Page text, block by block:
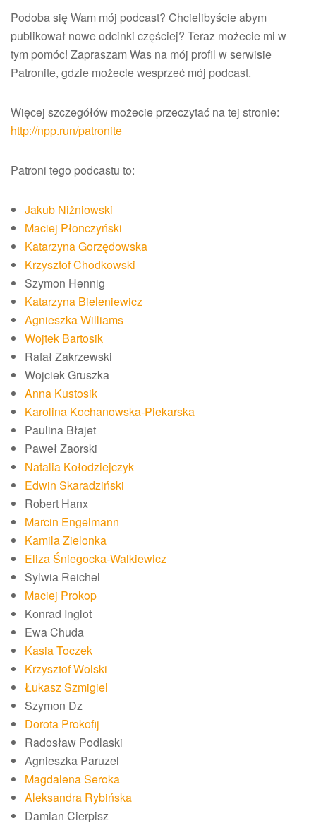
Podoba się Wam mój podcast? Chcielibyście abym
publikował nowe odcinki częściej? Teraz możecie mi w
tym pomóc! Zapraszam Was na mój profil w serwisie
Patronite, gdzie możecie wesprzeć mój podcast.
Więcej szczegółów możecie przeczytać na tej stronie:
http://npp.run/patronite
Patroni tego podcastu to:
Jakub Niżniowski
Maciej Płonczyński
Katarzyna Gorzędowska
Krzysztof Chodkowski
Szymon Hennig
Katarzyna Bieleniewicz
Agnieszka Williams
Wojtek Bartosik
Rafał Zakrzewski
Wojciek Gruszka
Anna Kustosik
Karolina Kochanowska-Piekarska
Paulina Błajet
Paweł Zaorski
Natalia Kołodziejczyk
Edwin Skaradziński
Robert Hanx
Marcin Engelmann
Kamila Zielonka
Eliza Śniegocka-Walkiewicz
Sylwia Reichel
Maciej Prokop
Konrad Inglot
Ewa Chuda
Kasia Toczek
Krzysztof Wolski
Łukasz Szmigiel
Szymon Dz
Dorota Prokofij
Radosław Podlaski
Agnieszka Paruzel
Magdalena Seroka
Aleksandra Rybińska
Damian Cierpisz